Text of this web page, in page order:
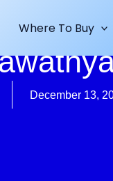
Where To Buy
December 13,